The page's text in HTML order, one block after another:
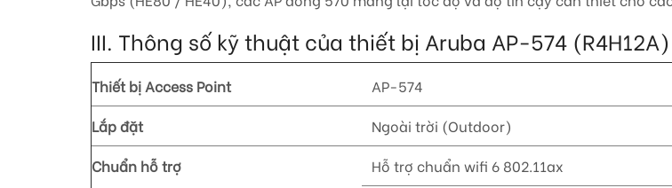
III. Thông số kỹ thuật của thiết bị Aruba AP-574 (R4H12A)
Thiết bị Access Point
AP-574
Lắp đặt
Ngoài trời (Outdoor)
Chuẩn hỗ trợ
Hỗ trợ chuẩn wifi 6 802.11ax